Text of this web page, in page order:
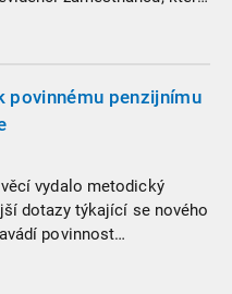
úřady a úřady práce do
povinnému penzijnímu
vydalo metodický
dotazy týkající se nového
povinnost
na stáří zaměstnancům